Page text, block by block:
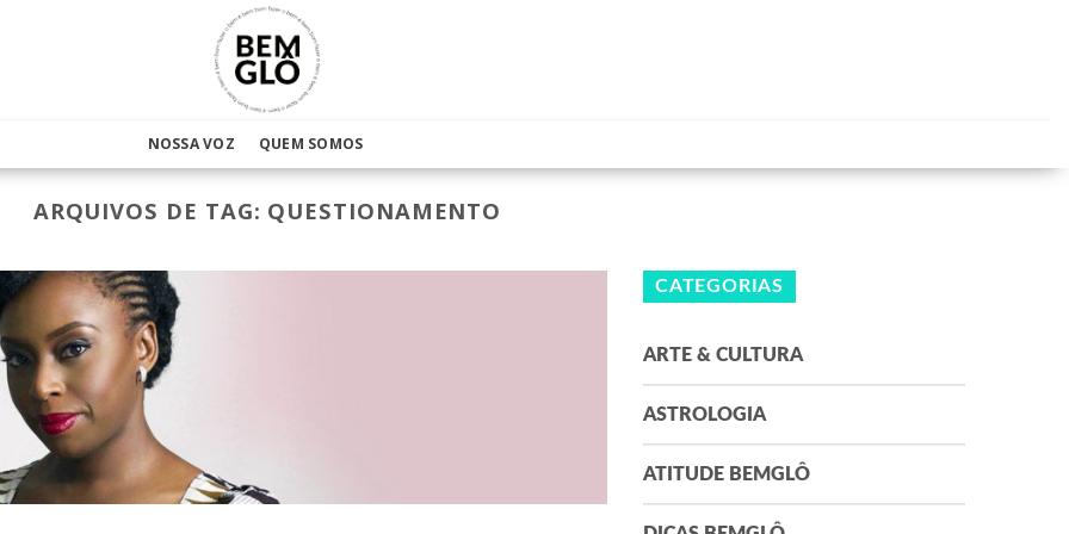
NOSSA VOZ QUEM SOMOS
ARQUIVOS DE TAG: QUESTIONAMENTO
CATEGORIAS
ARTE & CULTURA
ASTROLOGIA
ATITUDE BEMGLÔ